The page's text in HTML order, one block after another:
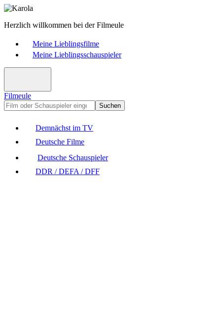
Herzlich willkommen bei der Filmeule
Meine Lieblingsfilme
Meine Lieblingsschauspieler
Filmeule
Suchen
Demnächst im TV
Deutsche Filme
Deutsche Schauspieler
DDR / DEFA / DFF